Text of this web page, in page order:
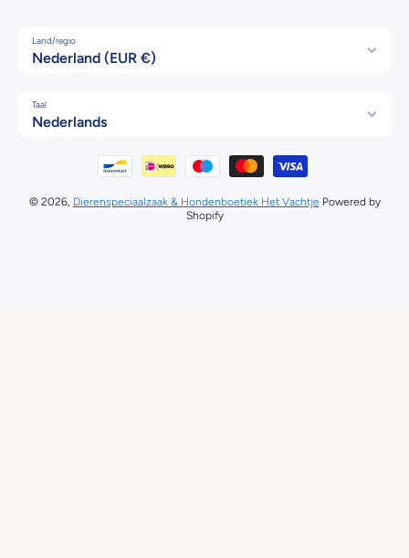
Land/regio
Nederland (EUR €)
Taal
Nederlands
Betaalmethodes
© 2026, Dierenspeciaalzaak & Hondenboetiek Het Vachtje Powered by
Shopify